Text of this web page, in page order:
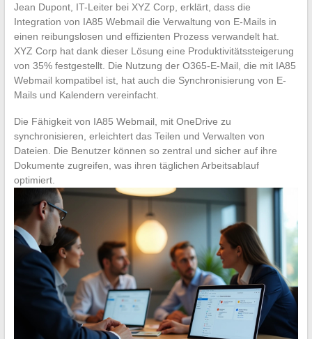
Jean Dupont, IT-Leiter bei XYZ Corp, erklärt, dass die
Integration von IA85 Webmail die Verwaltung von E-Mails in
einen reibungslosen und effizienten Prozess verwandelt hat.
XYZ Corp hat dank dieser Lösung eine Produktivitätssteigerung
von 35% festgestellt. Die Nutzung der O365-E-Mail, die mit IA85
Webmail kompatibel ist, hat auch die Synchronisierung von E-
Mails und Kalendern vereinfacht.
Die Fähigkeit von IA85 Webmail, mit OneDrive zu
synchronisieren, erleichtert das Teilen und Verwalten von
Dateien. Die Benutzer können so zentral und sicher auf ihre
Dokumente zugreifen, was ihren täglichen Arbeitsablauf
optimiert.